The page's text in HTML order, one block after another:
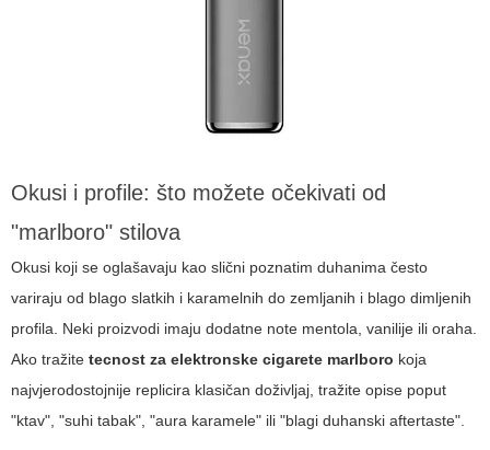
Okusi i profile: što možete očekivati od
"marlboro" stilova
Okusi koji se oglašavaju kao slični poznatim duhanima često
variraju od blago slatkih i karamelnih do zemljanih i blago dimljenih
profila. Neki proizvodi imaju dodatne note mentola, vanilije ili oraha.
Ako tražite tecnost za elektronske cigarete marlboro koja
najvjerodostojnije replicira klasičan doživljaj, tražite opise poput
"ktav", "suhi tabak", "aura karamele" ili "blagi duhanski aftertaste".